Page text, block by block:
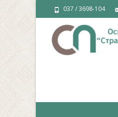
037 / 3698-104